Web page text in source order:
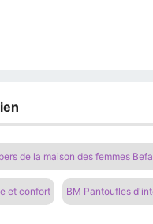
de la maison des femmes
et confort BM Pantoufles